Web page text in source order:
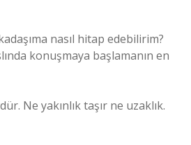
nasıl hitap edebilirim?
konuşmaya başlamanın en
Ne yakınlık taşır ne uzaklık.